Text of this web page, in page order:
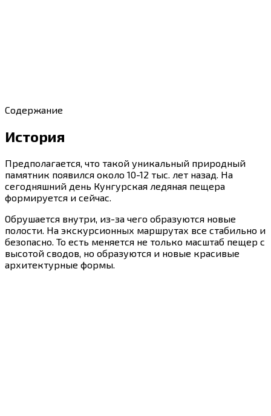
Содержание
История
Предполагается, что такой уникальный природный
памятник появился около 10-12 тыс. лет назад. На
сегодняшний день Кунгурская ледяная пещера
формируется и сейчас.
Обрушается внутри, из-за чего образуются новые
полости. На экскурсионных маршрутах все стабильно и
безопасно. То есть меняется не только масштаб пещер с
высотой сводов, но образуются и новые красивые
архитектурные формы.